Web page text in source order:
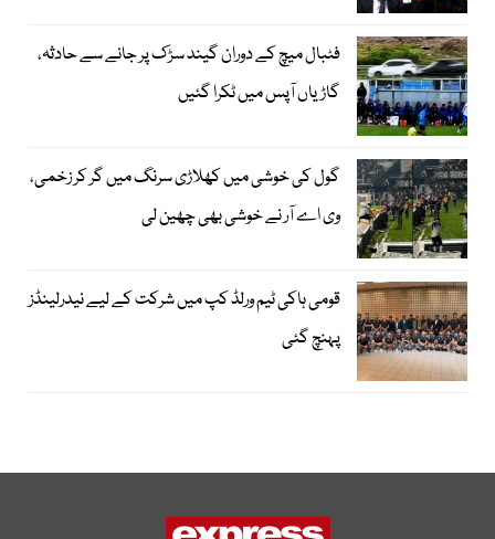
فٹبال میچ کے دوران گیند سڑک پر جانے سے حادثہ،
گاڑیاں آپس میں ٹکرا گئیں
گول کی خوشی میں کھلاڑی سرنگ میں گر کر زخمی،
وی اے آر نے خوشی بھی چھین لی
قومی ہاکی ٹیم ورلڈ کپ میں شرکت کے لیے نیدرلینڈز
پہنچ گئی